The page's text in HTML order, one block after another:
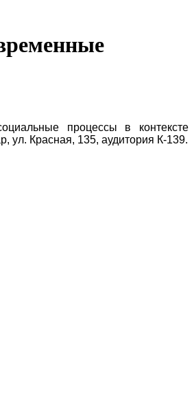
процессы в контексте
ул. Красная, 135, аудитория К-139.